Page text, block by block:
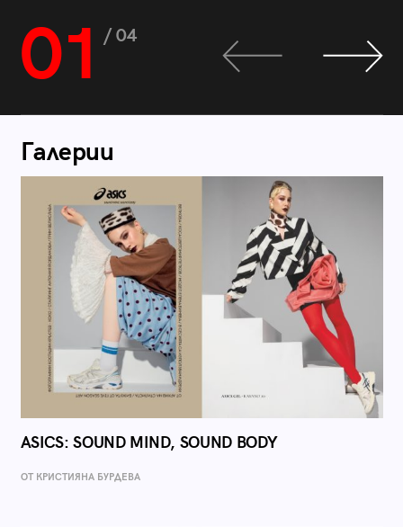
01 / 04
Галерии
ASICS: SOUND MIND, SOUND BODY
ОТ КРИСТИЯНА БУРДЕВА